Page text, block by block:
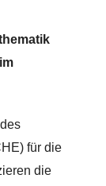
für die
die